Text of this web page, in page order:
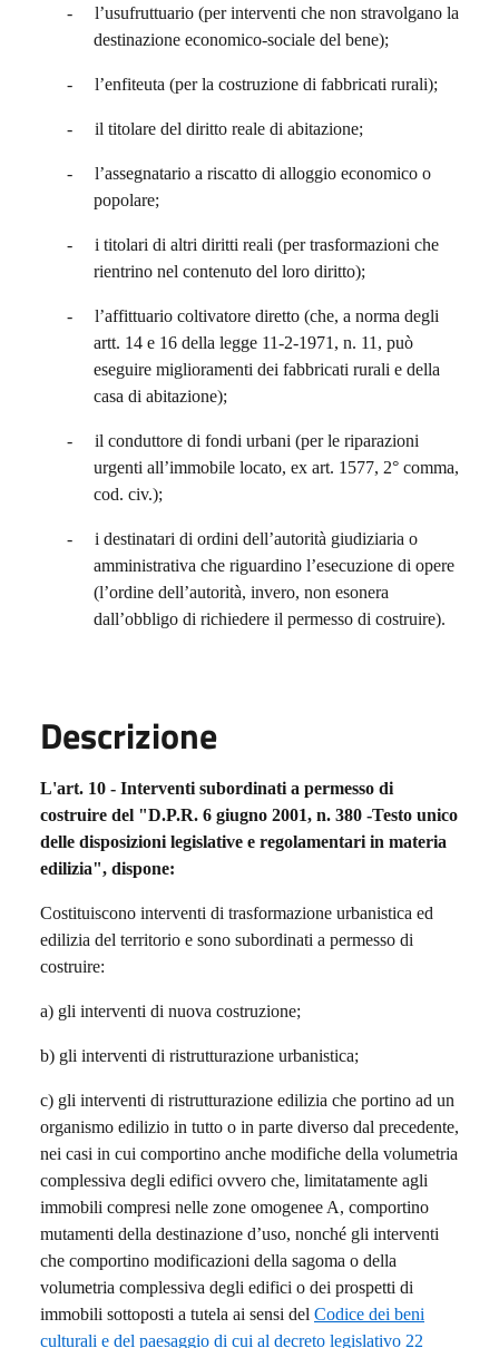
-
l’usufruttuario (per interventi che non stravolgano la
destinazione economico-sociale del bene);
- l’enfiteuta (per la costruzione di fabbricati rurali);
- il titolare del diritto reale di abitazione;
-
l’assegnatario a riscatto di alloggio economico o
popolare;
-
i titolari di altri diritti reali (per trasformazioni che
rientrino nel contenuto del loro diritto);
-
l’affittuario coltivatore diretto (che, a norma degli
artt. 14 e 16 della legge 11-2-1971, n. 11, può
eseguire miglioramenti dei fabbricati rurali e della
casa di abitazione);
-
il conduttore di fondi urbani (per le riparazioni
urgenti all’immobile locato, ex art. 1577, 2° comma,
cod. civ.);
-
i destinatari di ordini dell’autorità giudiziaria o
amministrativa che riguardino l’esecuzione di opere
(l’ordine dell’autorità, invero, non esonera
dall’obbligo di richiedere il permesso di costruire).
Descrizione
L'art. 10 - Interventi subordinati a permesso di
costruire del "D.P.R. 6 giugno 2001, n. 380 -Testo unico
delle disposizioni legislative e regolamentari in materia
edilizia", dispone:
Costituiscono interventi di trasformazione urbanistica ed
edilizia del territorio e sono subordinati a permesso di
costruire:
a) gli interventi di nuova costruzione;
b) gli interventi di ristrutturazione urbanistica;
c) gli interventi di ristrutturazione edilizia che portino ad un
organismo edilizio in tutto o in parte diverso dal precedente,
nei casi in cui comportino anche modifiche della volumetria
complessiva degli edifici ovvero che, limitatamente agli
immobili compresi nelle zone omogenee A, comportino
mutamenti della destinazione d’uso, nonché gli interventi
che comportino modificazioni della sagoma o della
volumetria complessiva degli edifici o dei prospetti di
immobili sottoposti a tutela ai sensi del Codice dei beni
culturali e del paesaggio di cui al decreto legislativo 22